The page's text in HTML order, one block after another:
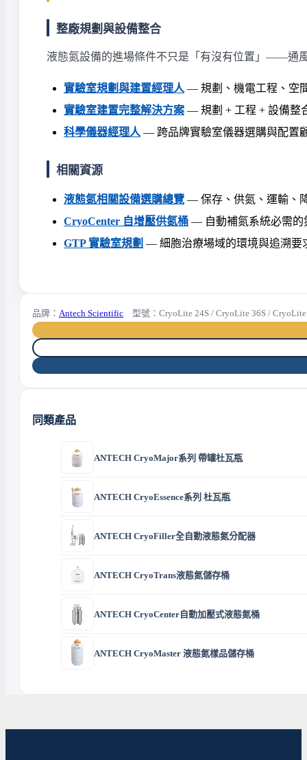
整廠規劃與設備整合
液態氮設備的進場條件不只是「有沒有位置」——通
實驗室規劃與建置經理人 — 規劃、機電工程、空
實驗室建置完整解決方案 — 規劃 + 工程 + 設備整
科學儀器經理人 — 跨品牌實驗室儀器選購與配置
相關資源
液態氮相關設備選購總覽 — 保存、供氮、運輸、
CryoCenter 自增壓供氮桶 — 自動補氮系統必需的
GTP 實驗室規劃 — 細胞治療場域的環境與追溯要
品牌： Antech Scientific 型號：CryoLite 24S / CryoLite 36S / CryoLite
同類產品
ANTECH CryoMajor系列 帶罐杜瓦瓶
ANTECH CryoEssence系列 杜瓦瓶
ANTECH CryoFiller全自動液態氮分配器
ANTECH CryoTrans液態氮儲存桶
ANTECH CryoCenter自動加壓式液態氮桶
ANTECH CryoMaster 液態氮樣品儲存桶